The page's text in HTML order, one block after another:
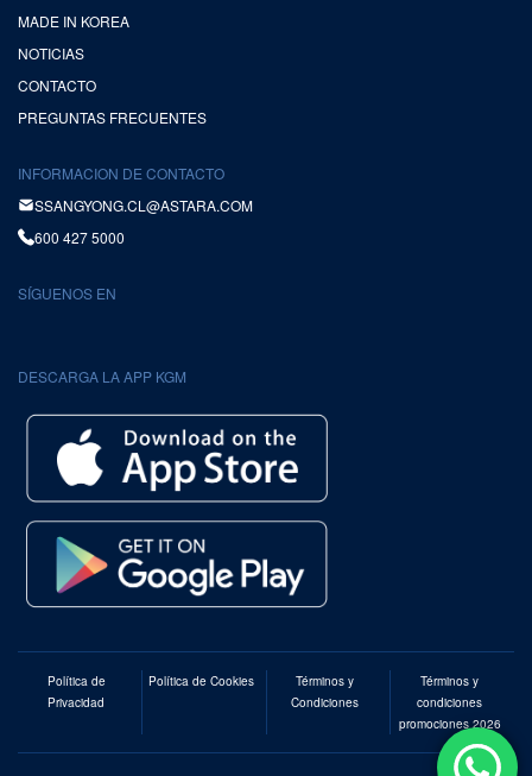
MADE IN KOREA
NOTICIAS
CONTACTO
PREGUNTAS FRECUENTES
INFORMACION DE CONTACTO
SSANGYONG.CL@ASTARA.COM
600 427 5000
SÍGUENOS EN
DESCARGA LA APP KGM
Política de
Privacidad
Política de Cookies
Términos y
Condiciones
Términos y
condiciones
promociones 2026